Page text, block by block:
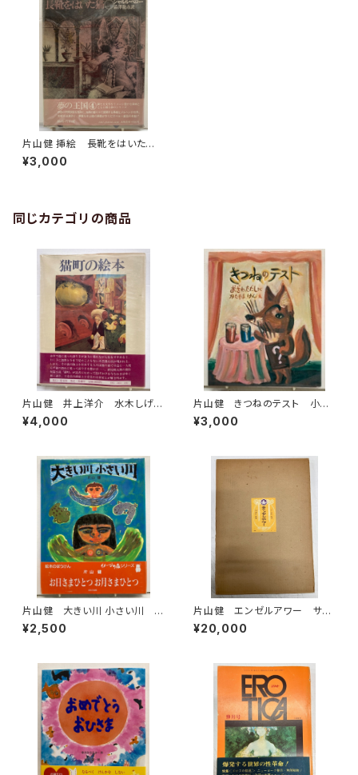
片山健 挿絵 長靴をはいた
猫 シャルル・ペロー 澁澤龍
彦 訳 夢の王国４ 1973年
¥3,000
同じカテゴリの商品
片山健 井上洋介 水木しげ
る 花輪和一 長新太 赤瀬
川原平など 猫町の絵本 堀
版 北宋社
¥4,000
片山健 きつねのテスト 小沢
正 1980年初版の1987年３
刷 小峰書店
¥3,000
片山健 大きい川 小さい川 1
991年 イメージの森 ほるぷ
出版刊
¥2,500
片山健 エンゼルアワー サイ
ン入り 限定千部のうち80番
昭和46年 幻燈社
¥20,000